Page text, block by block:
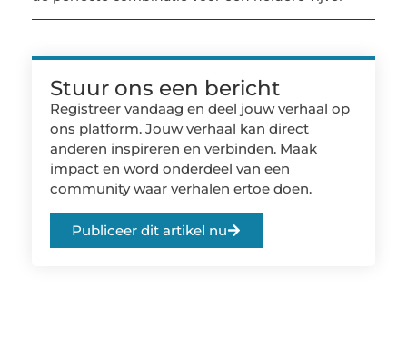
Stuur ons een bericht
Registreer vandaag en deel jouw verhaal op
ons platform. Jouw verhaal kan direct
anderen inspireren en verbinden. Maak
impact en word onderdeel van een
community waar verhalen ertoe doen.
Publiceer dit artikel nu